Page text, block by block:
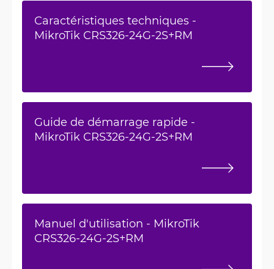
Caractéristiques techniques -
MikroTik CRS326-24G-2S+RM
Guide de démarrage rapide -
MikroTik CRS326-24G-2S+RM
Manuel d'utilisation - MikroTik
CRS326-24G-2S+RM